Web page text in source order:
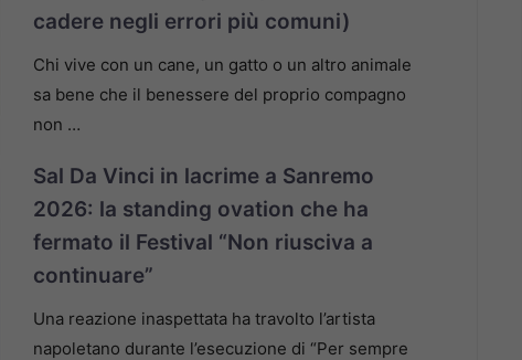
cadere negli errori più comuni)
Chi vive con un cane, un gatto o un altro animale
sa bene che il benessere del proprio compagno
non …
Sal Da Vinci in lacrime a Sanremo
2026: la standing ovation che ha
fermato il Festival “Non riusciva a
continuare”
Una reazione inaspettata ha travolto l’artista
napoletano durante l’esecuzione di “Per sempre